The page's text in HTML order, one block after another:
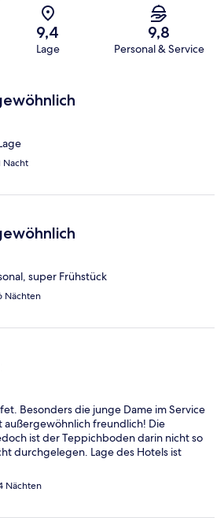
9,4
Lage
9,8
Personal & Service
Nacht
super Frühstück
Nächten
Besonders die junge Dame im Service
außergewöhnlich freundlich! Die
ist der Teppichboden darin nicht so
durchgelegen. Lage des Hotels ist
Nächten